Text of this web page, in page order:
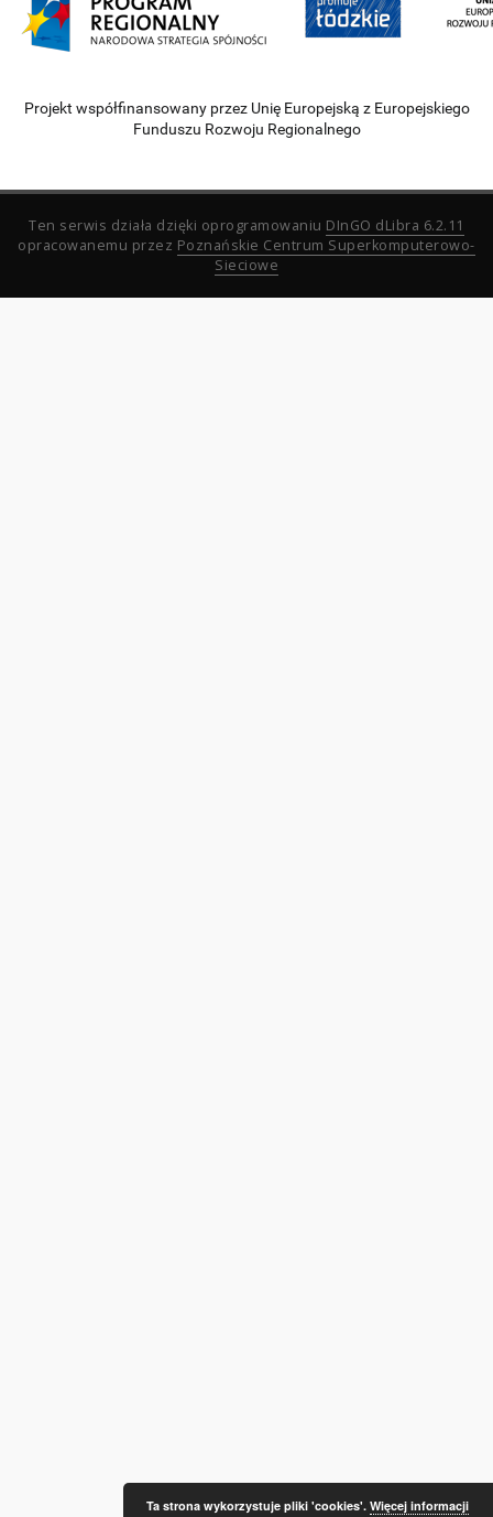
Projekt współfinansowany przez Unię Europejską z Europejskiego
Funduszu Rozwoju Regionalnego
Ten serwis działa dzięki oprogramowaniu DInGO dLibra 6.2.11
opracowanemu przez Poznańskie Centrum Superkomputerowo-
Sieciowe
Ta strona wykorzystuje pliki 'cookies'. Więcej informacji